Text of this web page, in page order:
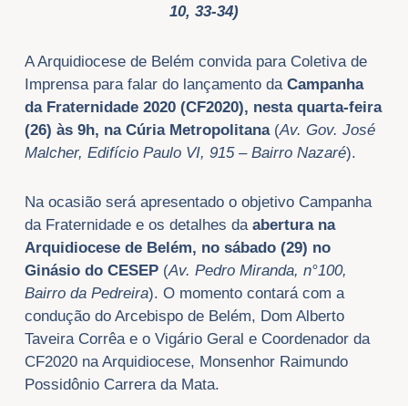
10, 33-34)
A Arquidiocese de Belém convida para Coletiva de
Imprensa para falar do lançamento da Campanha
da Fraternidade 2020 (CF2020), nesta quarta-feira
(26) às 9h, na Cúria Metropolitana(Av. Gov. José
Malcher, Edifício Paulo VI, 915 – Bairro Nazaré).
Na ocasião será apresentado o objetivo Campanha
da Fraternidade e os detalhes da abertura na
Arquidiocese de Belém, no sábado (29) no
Ginásio do CESEP(Av. Pedro Miranda, n°100,
Bairro da Pedreira). O momento contará com a
condução do Arcebispo de Belém, Dom Alberto
Taveira Corrêa e o Vigário Geral e Coordenador da
CF2020 na Arquidiocese, Monsenhor Raimundo
Possidônio Carrera da Mata.